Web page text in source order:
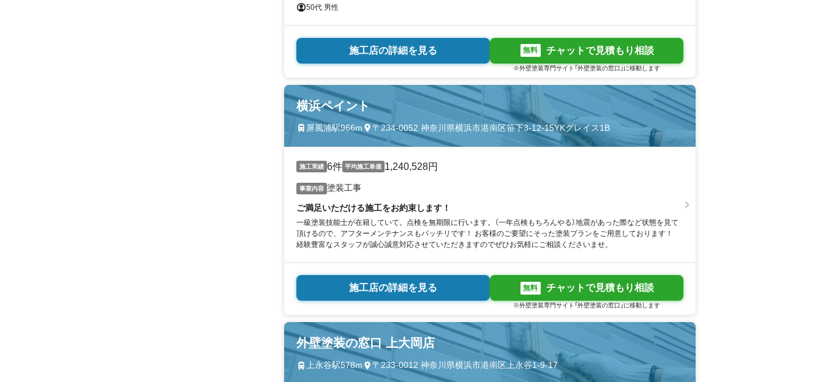
50代 男性
施工店の詳細を見る 無料 チャットで見積もり相談
※外壁塗装専門サイト「外壁塗装の窓口」に移動します
横浜ペイント
屏風浦駅966m 〒234-0052 神奈川県横浜市港南区笹下3-12-15YKグレイス1B
施工実績 6件 平均施工単価 1,240,528円
事業内容 塗装工事
ご満足いただける施工をお約束します！
一級塗装技能士が在籍していて。点検を無期限に行います。（一年点検もちろんやる）地震があった際など状態を見て
頂けるので、アフターメンテナンスもバッチリです！ お客様のご要望にそった塗装プランをご用意しております！
経験豊富なスタッフが誠心誠意対応させていただきますのでぜひお気軽にご相談くださいませ。
施工店の詳細を見る 無料 チャットで見積もり相談
※外壁塗装専門サイト「外壁塗装の窓口」に移動します
外壁塗装の窓口 上大岡店
上永谷駅578m 〒233-0012 神奈川県横浜市港南区上永谷1-9-17